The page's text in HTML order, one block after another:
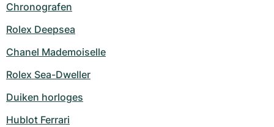
Chronografen
Rolex Deepsea
Chanel Mademoiselle
Rolex Sea-Dweller
Duiken horloges
Hublot Ferrari